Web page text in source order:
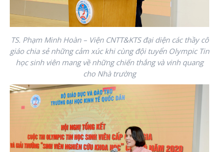
TS. Phạm Minh Hoàn – Viện CNTT&KTS đại diện các thầy cô
giáo chia sẻ những cảm xúc khi cùng đội tuyển Olympic Tin
học sinh viên mang về những chiến thắng và vinh quang
cho Nhà trường